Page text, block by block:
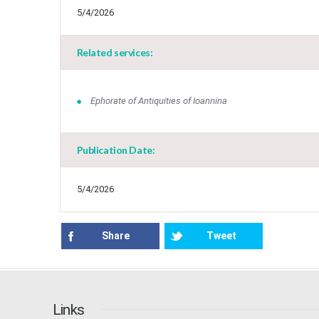
5/4/2026
Related services:
Ephorate of Antiquities of Ioannina
Publication Date:
5/4/2026
Share Tweet
Links